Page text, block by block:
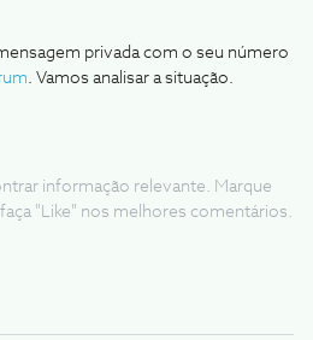
privada com o seu número
. Vamos analisar a situação.
informação relevante. Marque
"Like" nos melhores comentários.